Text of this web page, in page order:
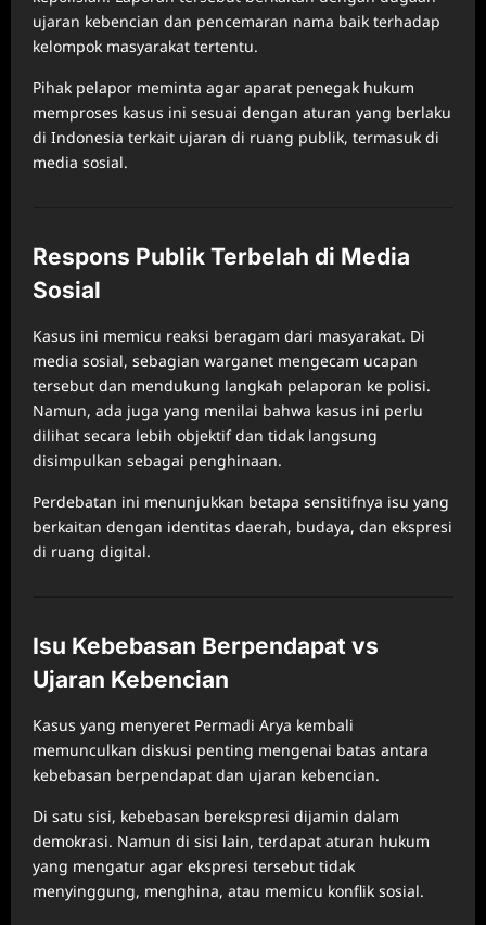
ujaran kebencian dan pencemaran nama baik terhadap
kelompok masyarakat tertentu.
Pihak pelapor meminta agar aparat penegak hukum
memproses kasus ini sesuai dengan aturan yang berlaku
di Indonesia terkait ujaran di ruang publik, termasuk di
media sosial.
Respons Publik Terbelah di Media
Sosial
Kasus ini memicu reaksi beragam dari masyarakat. Di
media sosial, sebagian warganet mengecam ucapan
tersebut dan mendukung langkah pelaporan ke polisi.
Namun, ada juga yang menilai bahwa kasus ini perlu
dilihat secara lebih objektif dan tidak langsung
disimpulkan sebagai penghinaan.
Perdebatan ini menunjukkan betapa sensitifnya isu yang
berkaitan dengan identitas daerah, budaya, dan ekspresi
di ruang digital.
Isu Kebebasan Berpendapat vs
Ujaran Kebencian
Kasus yang menyeret Permadi Arya kembali
memunculkan diskusi penting mengenai batas antara
kebebasan berpendapat dan ujaran kebencian.
Di satu sisi, kebebasan berekspresi dijamin dalam
demokrasi. Namun di sisi lain, terdapat aturan hukum
yang mengatur agar ekspresi tersebut tidak
menyinggung, menghina, atau memicu konflik sosial.